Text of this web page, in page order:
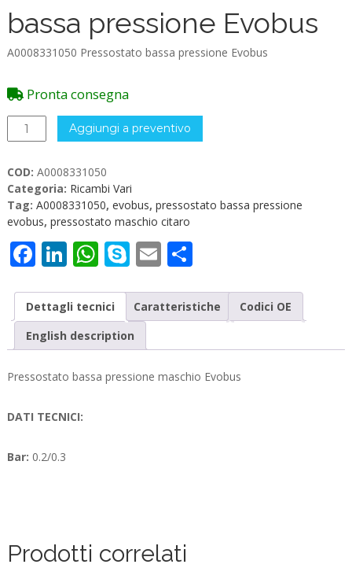
bassa pressione Evobus
A0008331050 Pressostato bassa pressione Evobus
Pronta consegna
A0008331050
Pressostato
pressione
Evobus
quantità
Aggiungi a preventivo
COD: A0008331050
Categoria: Ricambi Vari
Tag: A0008331050, evobus, pressostato bassa pressione
evobus, pressostato maschio citaro
Facebook
LinkedIn
WhatsApp
Skype
EmailCondividi
Dettagli tecnici Caratteristiche
Codici OE
English description
Pressostato bassa pressione maschio Evobus
DATI TECNICI:
Bar: 0.2/0.3
Prodotti correlati